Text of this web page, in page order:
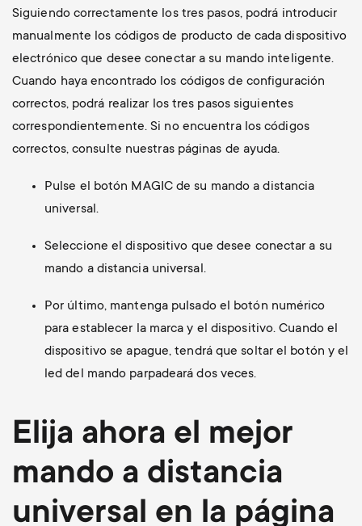
Siguiendo correctamente los tres pasos, podrá introducir
manualmente los códigos de producto de cada dispositivo
electrónico que desee conectar a su mando inteligente.
Cuando haya encontrado los códigos de configuración
correctos, podrá realizar los tres pasos siguientes
correspondientemente. Si no encuentra los códigos
correctos, consulte nuestras páginas de ayuda.
Pulse el botón MAGIC de su mando a distancia
universal.
Seleccione el dispositivo que desee conectar a su
mando a distancia universal.
Por último, mantenga pulsado el botón numérico
para establecer la marca y el dispositivo. Cuando el
dispositivo se apague, tendrá que soltar el botón y el
led del mando parpadeará dos veces.
Elija ahora el mejor
mando a distancia
universal en la página